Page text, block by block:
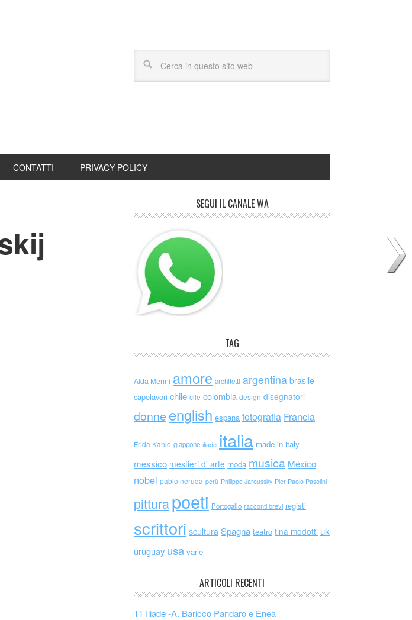
CONTATTI PRIVACY POLICY
SEGUI IL CANALE WA
TAG
Alda Merini amore architetti argentina brasile
capolavori chile cile colombia design disegnatori
donne english espana fotografia Francia
Frida Kahlo giappone iliade italia made in italy
messico mestieri d' arte moda musica México
nobel pablo neruda perù Philippe Jaroussky Pier Paolo Pasolini
pitturapoeti Portogallo racconti brevi registi
scrittori scultura Spagna teatro tina modotti uk
uruguay usa varie
ARTICOLI RECENTI
11 Iliade -A. Baricco Pandaro e Enea